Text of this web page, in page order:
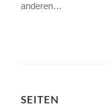
anderen…
SEITEN